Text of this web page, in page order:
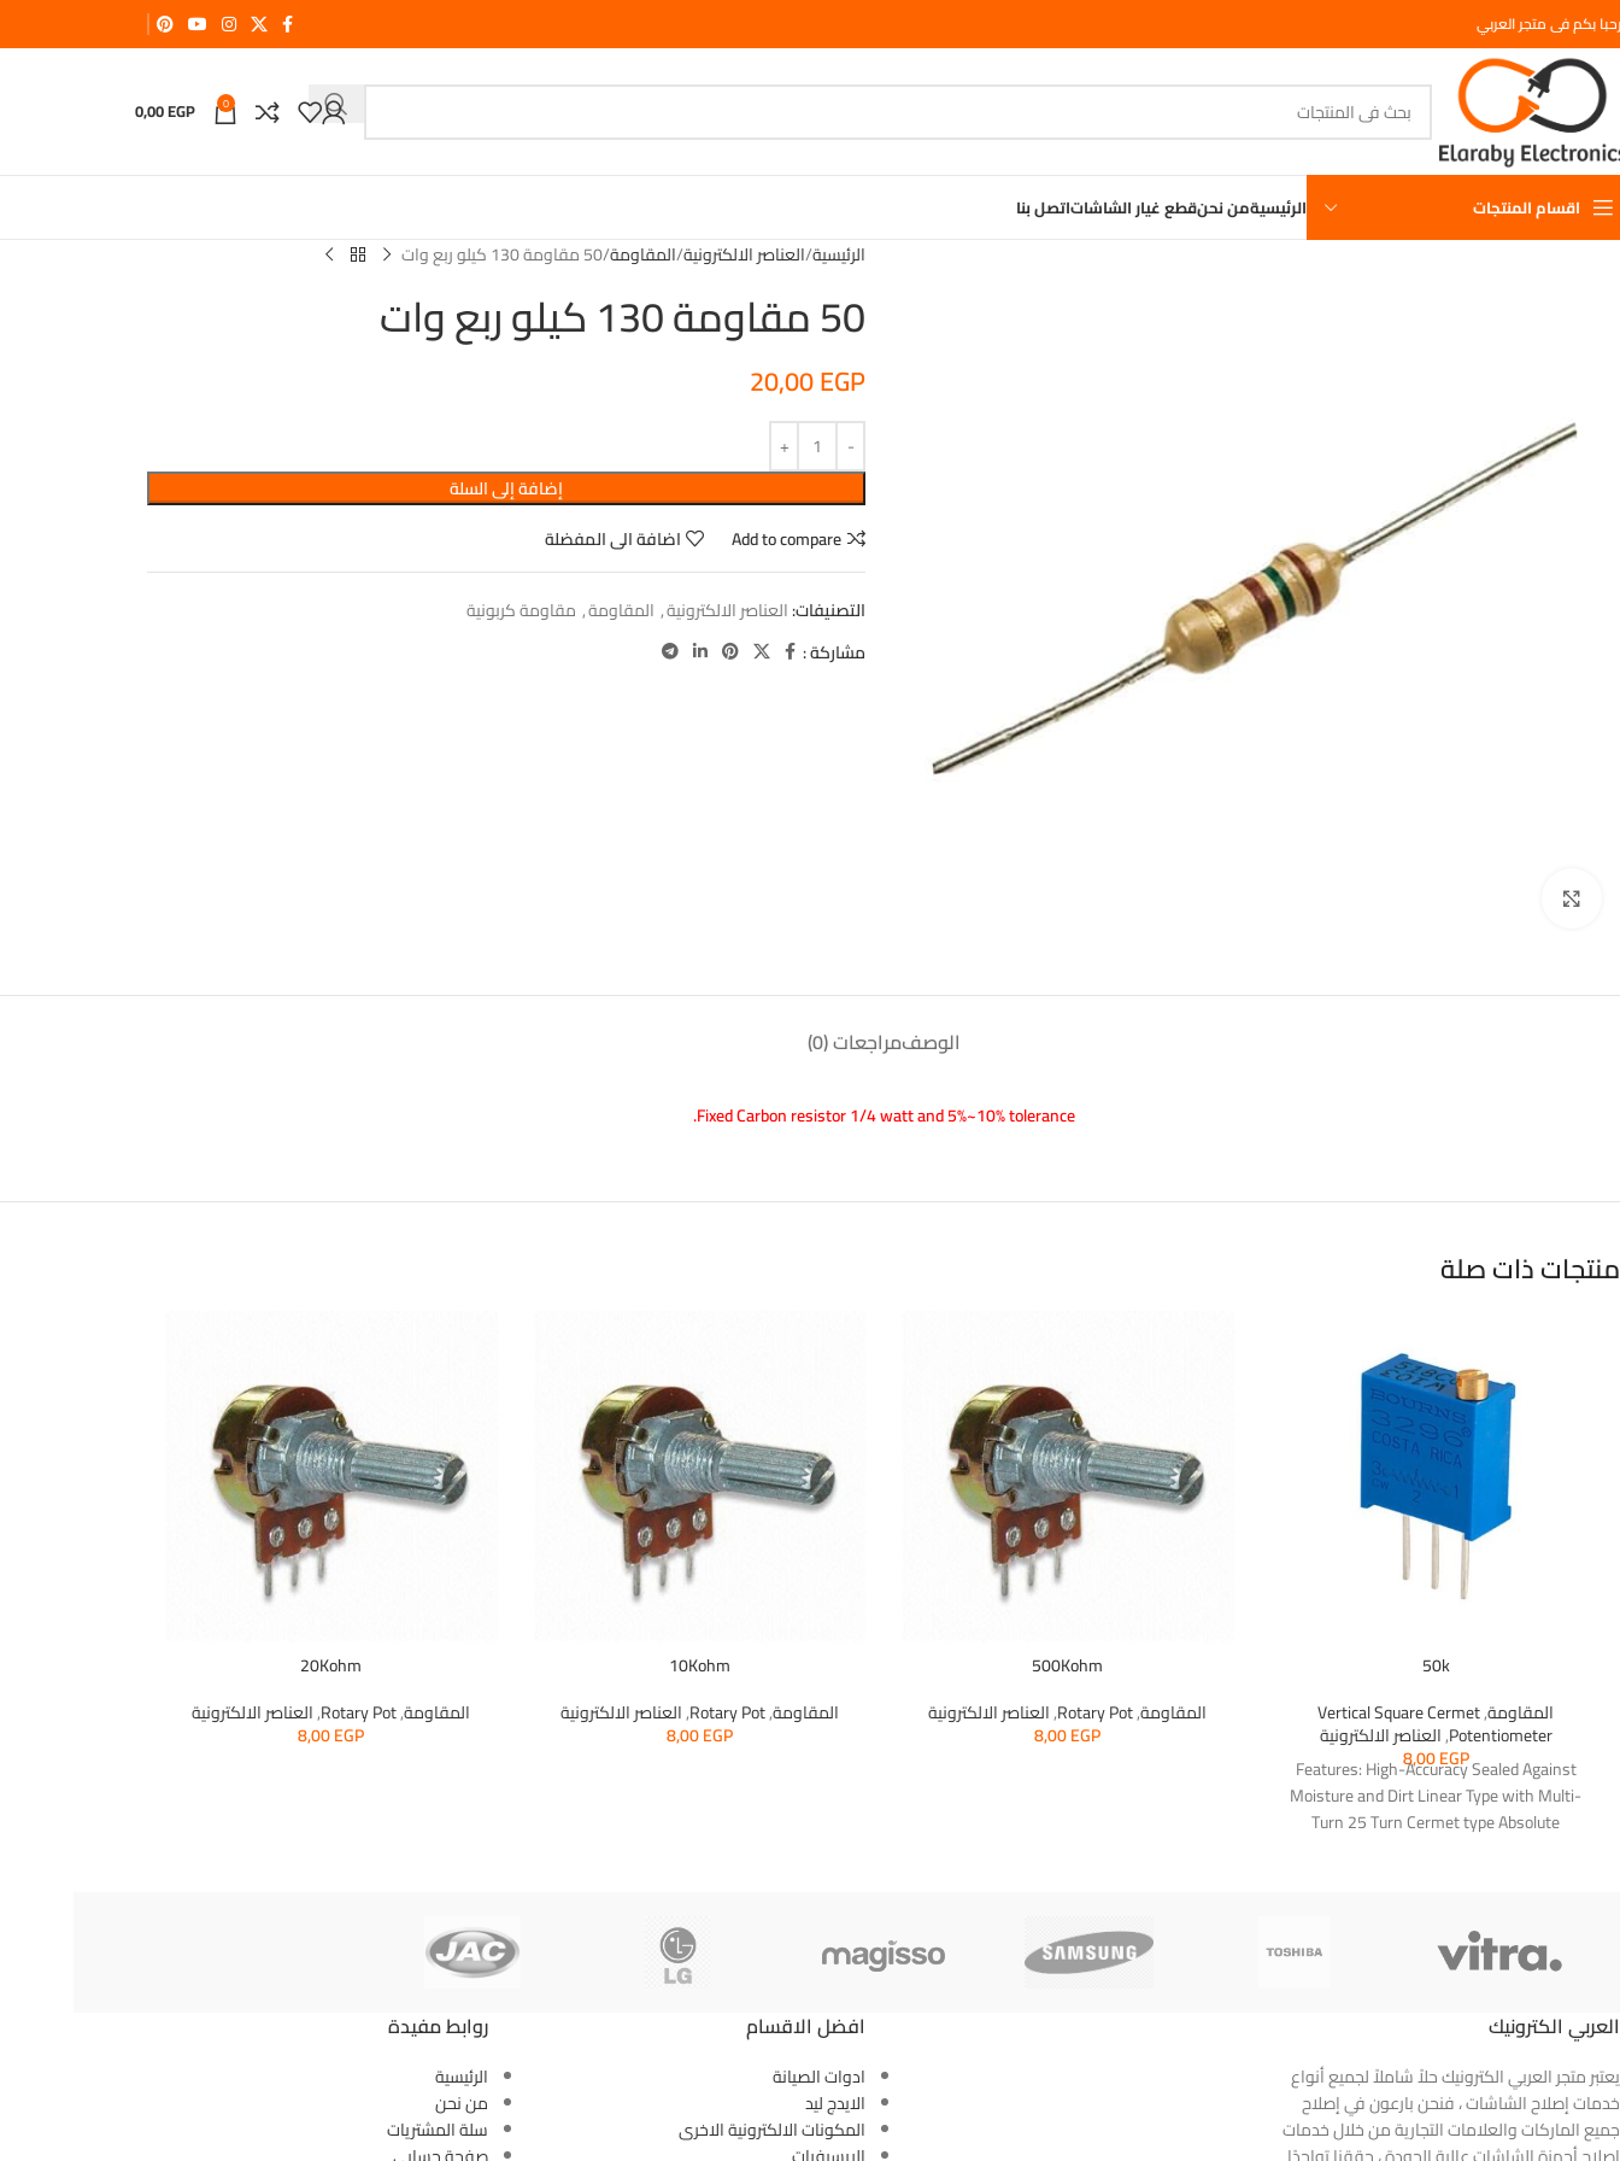
بكم فى متجر العربي
0
0,00EGP
اقسام المنتجات الرئيسيةمن نحنقطع غيار الشاشاتاتصل بنا
الرئيسية العناصر الالكترونية المقاومة 50 مقاومة 130 كيلو ربع وات
50 مقاومة 130 كيلو ربع وات
20,00EGP
إضافة إلى السلة
Add to compare
اضافة الى المفضلة
التصنيفات:العناصر الالكترونية, المقاومة, مقاومة كربونية
مشاركة :
الوصفمراجعات (0)
Fixed Carbon resistor 1/4 watt and 5%~10% tolerance.
منتجات ذات صلة
50k
المقاومة,
Vertical Square Cermet
Potentiometer
,العناصر الالكترونية
8,00EGP
Features: High-Accuracy Sealed Against
Moisture and Dirt Linear Type with Multi-
Turn 25 Turn Cermet type Absolute
500Kohm
المقاومة,
Rotary Pot
,العناصر الالكترونية
8,00EGP
10Kohm
المقاومة,
Rotary Pot
,العناصر الالكترونية
8,00EGP
20Kohm
المقاومة,
Rotary Pot
,العناصر الالكترونية
8,00EGP
العربي الكترونيك
يعتبر متجر العربي الكترونيك حلاً شاملاً لجميع أنواع
خدمات إصلاح الشاشات ، فنحن بارعون في إصلاح
جميع الماركات والعلامات التجارية من خلال خدمات
افضل الاقسام
ادوات الصيانة
الايدج ليد
المكونات الالكترونية الاخرى
روابط مفيدة
الرئيسية
من نحن
سلة المشتريات